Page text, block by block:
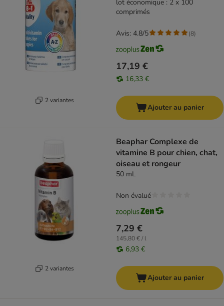
2 variantes
lot économique : 2 x 100
comprimés
17,19 €
16,33 €
Avis: 4.8/5 (8)
Ajouter au panier
2 variantes
Beaphar Complexe de
vitamine B pour chien, chat,
oiseau et rongeur
50 mL
7,29 €
145,80 € / l
6,93 €
Non évalué
Ajouter au panier